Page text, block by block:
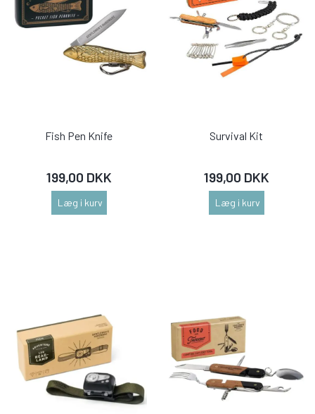
Fish Pen Knife
199,00 DKK
Læg i kurv
Survival Kit
199,00 DKK
Læg i kurv